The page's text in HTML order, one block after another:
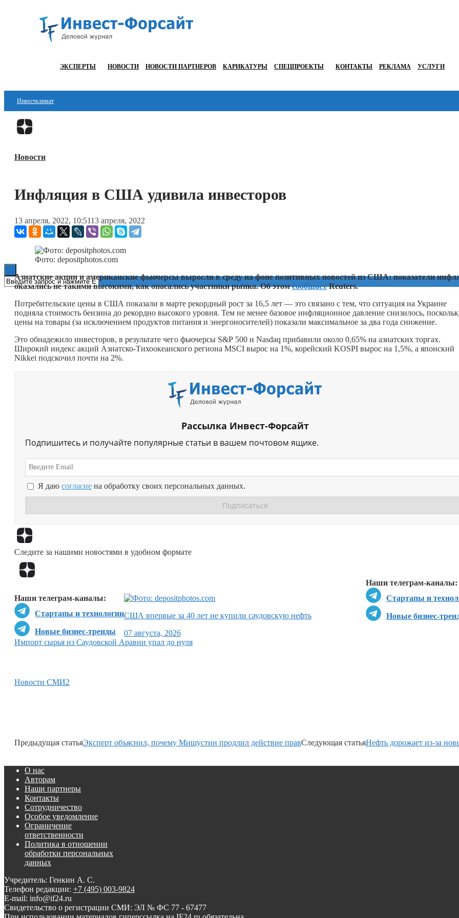
ЭКСПЕРТЫ НОВОСТИ НОВОСТИ ПАРТНЕРОВ КАРИКАТУРЫ СПЕЦПРОЕКТЫ КОНТАКТЫ РЕКЛАМА УСЛУГИ
Инвестклимат
Финансы
Блокчейн
Технологии
ESG
Новости
Инфляция в США удивила инвесторов
13 апреля, 2022, 10:5113 апреля, 2022
Фото: depositphotos.com
Азиатские акции и американские фьючерсы выросли в среду на фоне позитивных новостей из США: показатели
оказались не такими высокими, как опасались участники рынка. Об этомсообщаетReuters.
Потребительские цены в США показали в марте рекордный рост за 16,5 лет — это связано с тем, что ситуация на Украине
подняла стоимость бензина до рекордно высокого уровня. Тем не менее базовое инфляционное давление снизилось,
цены на товары (за исключением продуктов питания и энергоносителей) показали максимальное за два года снижение.
Это обнадежило инвесторов, в результате чего фьючерсы S&P 500 и Nasdaq прибавили около 0,65% на азиатских торгах.
Широкий индекс акций Азиатско-Тихоокеанского региона MSCI вырос на 1%, корейский KOSPI вырос на 1,5%, а японский
Nikkei подскочил почти на 2%.
Рассылка Инвест-Форсайт
Подпишитесь и получайте популярные статьи в вашем почтовом ящике.
Я даю согласие на обработку своих персональных данных.
Следите за нашими новостями в удобном формате
Наши телеграм-каналы:
Стартапы и
Новые бизнес-
Наши телеграм-каналы:
Стартапы и технологии
Новые бизнес-тренды
США впервые за 40 лет не купили саудовскую нефть
07 августа, 2026
Импорт сырья из Саудовской Аравии упал до нуля
Новости СМИ2
Предыдущая статьяЭксперт объяснил, почему Мишустин продлил действие правСледующая статьяНефть дорожает из-за
О нас
Авторам
Наши партнеры
Контакты
Сотрудничество
Особое уведомление
Ограничение
ответственности
Политика в отношении
обработки персональных
данных
Учредитель: Генкин А. С.
Телефон редакции: +7 (495) 003-9824
E-mail: info@if24.ru
Свидетельство о регистрации СМИ: ЭЛ № ФС 77 - 67477